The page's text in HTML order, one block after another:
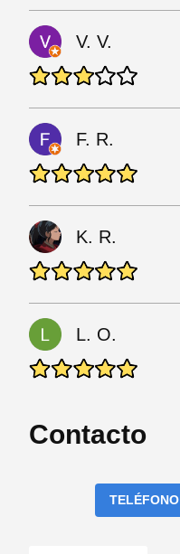
V. V.
F. R.
K. R.
L. O.
Contacto
TELÉFONO